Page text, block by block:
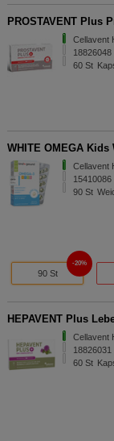
PROSTAVENT Plus
Cellavent
18826048
60 St
WHITE OMEGA Kids
Cellavent
15410086
90 St
90 St
20%
HEPAVENT Plus
Cellavent
18826031
60 St